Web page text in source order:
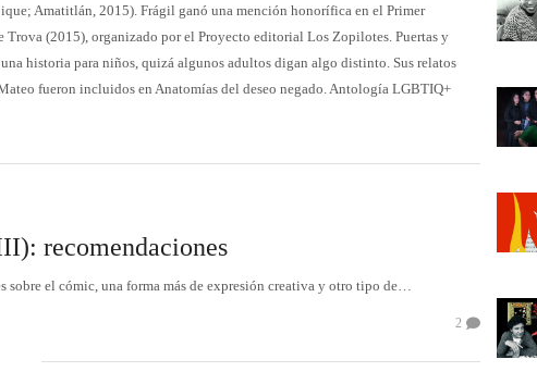
Amatitlán, 2015). Frágil ganó una mención honorífica en el Primer
Trova (2015), organizado por el Proyecto editorial Los Zopilotes. Puertas y
historia para niños, quizá algunos adultos digan algo distinto. Sus relatos
fueron incluidos en Anatomías del deseo negado. Antología LGBTIQ+
recomendaciones
sobre el cómic, una forma más de expresión creativa y otro tipo de…
2